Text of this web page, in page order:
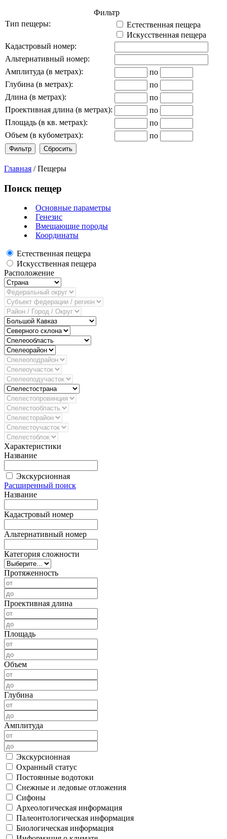
Фильтр
Тип пещеры:
Естественная пещера
Искусственная пещера
Кадастровый номер:
Альтернативный номер:
Амплитуда (в метрах):
по
Глубина (в метрах):
по
Длина (в метрах):
по
Проективная длина (в метрах):
по
Площадь (в кв. метрах):
по
Объем (в кубометрах):
по
Главная / Пещеры
Поиск пещер
Основные параметры
Генезис
Вмещающие породы
Координаты
Естественная пещера
Искусственная пещера
Расположение
Характеристики
Название
Экскурсионная
Расширенный поиск
Название
Кадастровый номер
Альтернативный номер
Категория сложности
Протяженность
Проективная длина
Площадь
Объем
Глубина
Амплитуда
Экскурсионная
Охранный статус
Постоянные водотоки
Снежные и ледовые отложения
Сифоны
Археологическая информация
Палеонтологическая информация
Биологическая информация